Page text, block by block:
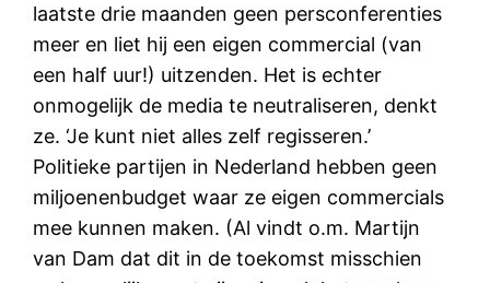
laatste drie maanden geen persconferenties
meer en liet hij een eigen commercial (van
een half uur!) uitzenden. Het is echter
onmogelijk de media te neutraliseren, denkt
ze. ‘Je kunt niet alles zelf regisseren.’
Politieke partijen in Nederland hebben geen
miljoenenbudget waar ze eigen commercials
mee kunnen maken. (Al vindt o.m. Martijn
van Dam dat dit in de toekomst misschien